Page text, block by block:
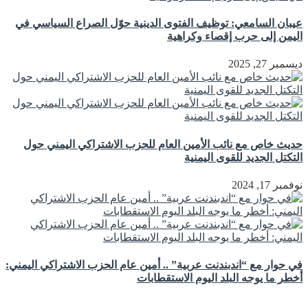
عيبان السامعي: توظيف الفتوى الدينية حوّل الصراع السياسي في
اليمن إلى حرب إقصاء وكراهية
ديسمبر 27, 2025
حديث خاص مع نائب الأمين العام للحزب الاشتراكي اليمني حول
التكتل الجديد للقوى اليمنية
نوفمبر 17, 2024
في حوار مع “اندبندنت عربية” .. أمين عام الحزب الاشتراكي اليمني:
أخطر ما يوجه البلد اليوم الاستقطابات